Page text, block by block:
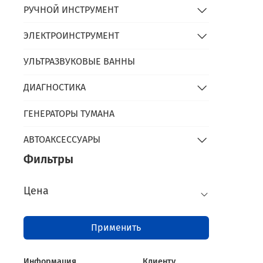
РУЧНОЙ ИНСТРУМЕНТ
ЭЛЕКТРОИНСТРУМЕНТ
УЛЬТРАЗВУКОВЫЕ ВАННЫ
ДИАГНОСТИКА
ГЕНЕРАТОРЫ ТУМАНА
АВТОАКСЕССУАРЫ
Фильтры
Цена
Применить